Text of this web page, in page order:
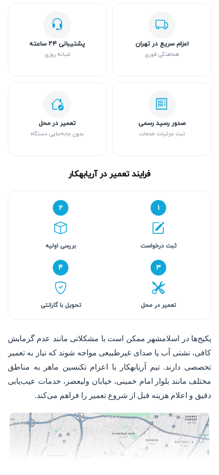
اعزام سریع در تهران
هماهنگی فوری
پشتیبانی ۲۴ ساعته
شبانه روزی
صدور رسید رسمی
ثبت جزئیات خدمات
تعمیر در محل
بدون جابه‌جایی دستگاه
فرایند تعمیر در آریابهکار
۱
ثبت درخواست
۲
بررسی اولیه
۳
تعمیر در محل
۴
تحویل با گارانتی
پکیج‌ها در اسلامشهر ممکن است با مشکلاتی مانند عدم گرمایش
کافی، نشتی آب یا صدای غیرطبیعی مواجه شوند که نیاز به تعمیر
تخصصی دارند. تیم آریابهکار با اعزام تکنسین ماهر به مناطق
مختلف مانند بلوار امام خمینی، خیابان ولیعصر، خدمات عیب‌یابی
دقیق و اعلام هزینه قبل از شروع تعمیر را فراهم می‌کند.